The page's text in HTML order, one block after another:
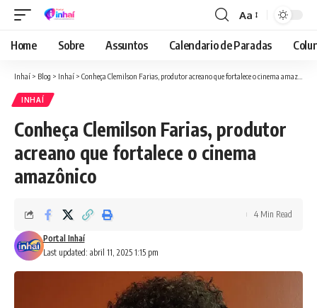
Font
Resizer
Aa
Home Sobre Assuntos Calendario de Paradas
Inhaí > Blog > Inhaí > Conheça Clemilson Farias, produtor acreano que fortalece o cinema amazônico
INHAÍ
Conheça Clemilson Farias, produtor
acreano que fortalece o cinema
amazônico
Last updated: abril 11, 2025 1:15 pm
Portal Inhaí
4 Min Read